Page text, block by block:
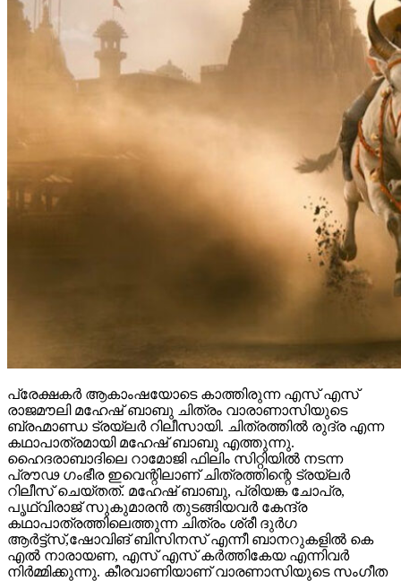
പ്രേക്ഷകർ ആകാംഷയോടെ കാത്തിരുന്ന എസ് എസ്
രാജമൗലി മഹേഷ് ബാബു ചിത്രം വാരാണാസിയുടെ
ബ്രഹ്മാണ്ഡ ട്രയ്ലർ റിലീസായി. ചിത്രത്തിൽ രുദ്ര എന്ന
കഥാപാത്രമായി മഹേഷ് ബാബു എത്തുന്നു.
ഹൈദരാബാദിലെ റാമോജി ഫിലിം സിറ്റിയിൽ നടന്ന
പ്രൗഢ ഗംഭീര ഇവെന്റിലാണ് ചിത്രത്തിന്റെ ട്രയ്ലർ
റിലീസ് ചെയ്തത്. മഹേഷ് ബാബു, പ്രിയങ്ക ചോപ്ര,
പൃഥ്വിരാജ് സുകുമാരൻ തുടങ്ങിയവർ കേന്ദ്ര
കഥാപാത്രത്തിലെത്തുന്ന ചിത്രം ശ്രീ ദുർഗ
ആർട്ട്സ്,ഷോവിങ് ബിസിനസ് എന്നീ ബാനറുകളിൽ കെ
എൽ നാരായണ, എസ് എസ് കർത്തികേയ എന്നിവർ
നിർമ്മിക്കുന്നു. കീരവാണിയാണ് വാരണാസിയുടെ സംഗീത